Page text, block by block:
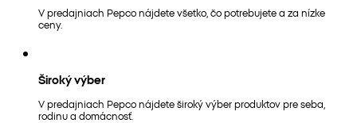
V predajniach Pepco nájdete všetko, čo potrebujete a za nízke
ceny.
Široký výber
V predajniach Pepco nájdete široký výber produktov pre seba,
rodinu a domácnosť.